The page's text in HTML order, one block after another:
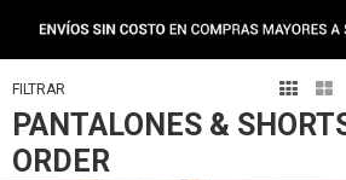
PANTALONES &
ORDER
 